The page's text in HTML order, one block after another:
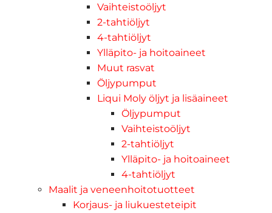
Vaihteistoöljyt
2-tahtiöljyt
4-tahtiöljyt
Ylläpito- ja hoitoaineet
Muut rasvat
Öljypumput
Liqui Moly öljyt ja lisäaineet
Öljypumput
Vaihteistoöljyt
2-tahtiöljyt
Ylläpito- ja hoitoaineet
4-tahtiöljyt
Maalit ja veneenhoitotuotteet
Korjaus- ja liukuesteteipit